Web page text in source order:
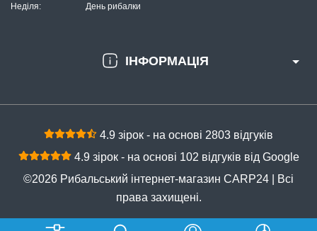
В наявності
Базар: 25 шт Склад: 70 шт
29 грн 45 шт.
КУПИТИ
Годівниця фідерна 90г
ІНФОРМАЦІЯ
Неділя: День рибалки
4.9 зірок - на основі 2803 відгуків
4.9 зірок - на основі 102 відгуків від Google
©2026 Рибальський інтернет-магазин CARP24 | Всі
права захищені.